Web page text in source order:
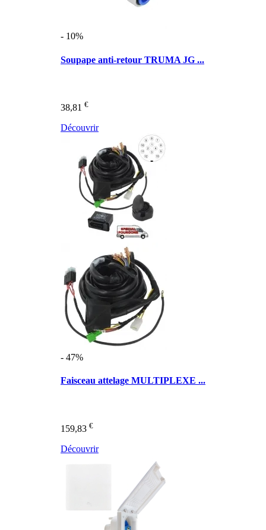
- 10%
Soupape anti-retour TRUMA JG ...
38,81 €
Découvrir
- 47%
Faisceau attelage MULTIPLEXE ...
159,83 €
Découvrir